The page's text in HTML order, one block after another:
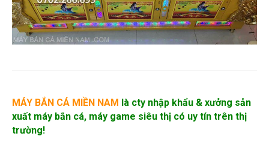
MÁY BẮN CÁ MIỀN NAM là cty nhập khẩu & xưởng sản
xuất máy bắn cá, máy game siêu thị có uy tín trên thị
trường!